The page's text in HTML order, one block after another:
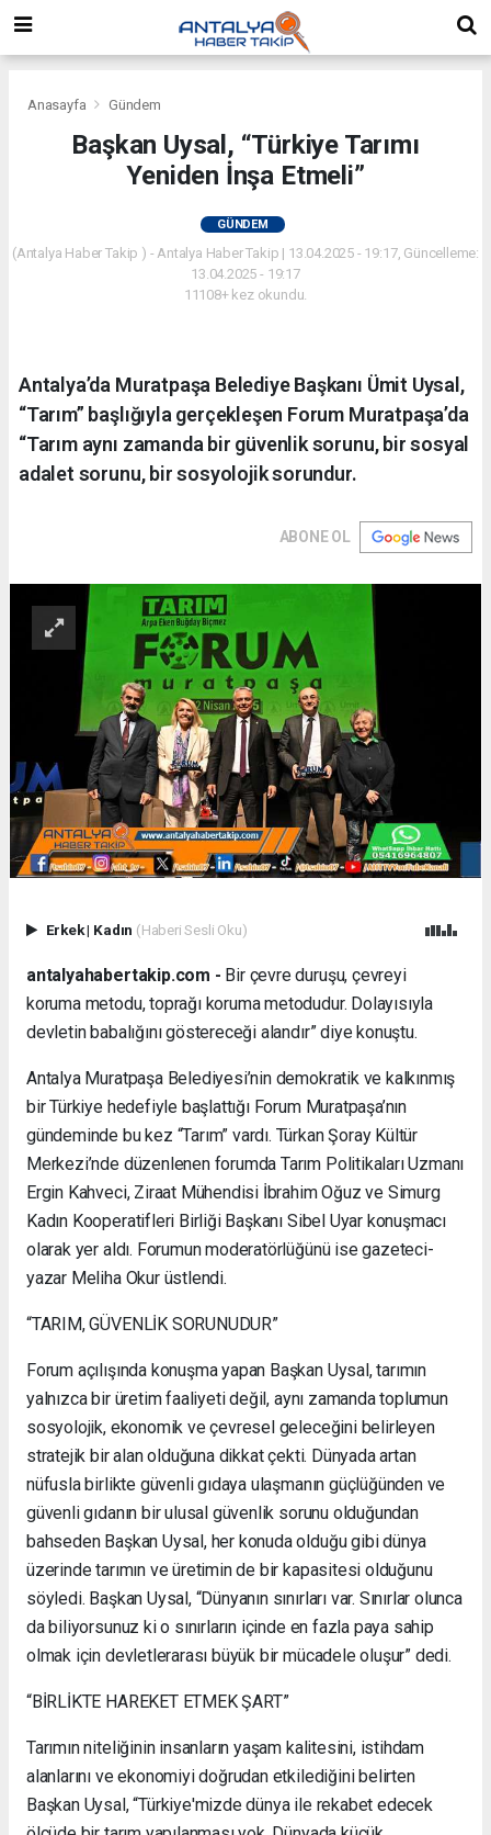
Anasayfa Gündem
Başkan Uysal, “Türkiye Tarımı
Yeniden İnşa Etmeli”
GÜNDEM
(Antalya Haber Takip ) - Antalya Haber Takip | 13.04.2025 - 19:17, Güncelleme:
13.04.2025 - 19:17
11108+ kez okundu.
Antalya’da Muratpaşa Belediye Başkanı Ümit Uysal,
“Tarım” başlığıyla gerçekleşen Forum Muratpaşa’da
“Tarım aynı zamanda bir güvenlik sorunu, bir sosyal
adalet sorunu, bir sosyolojik sorundur.
ABONE OL
Erkek| Kadın (Haberi Sesli Oku)
antalyahabertakip.com - Bir çevre duruşu, çevreyi
koruma metodu, toprağı koruma metodudur. Dolayısıyla
devletin babalığını göstereceği alandır” diye konuştu.
Antalya Muratpaşa Belediyesi’nin demokratik ve kalkınmış
bir Türkiye hedefiyle başlattığı Forum Muratpaşa’nın
gündeminde bu kez “Tarım” vardı. Türkan Şoray Kültür
Merkezi’nde düzenlenen forumda Tarım Politikaları Uzmanı
Ergin Kahveci, Ziraat Mühendisi İbrahim Oğuz ve Simurg
Kadın Kooperatifleri Birliği Başkanı Sibel Uyar konuşmacı
olarak yer aldı. Forumun moderatörlüğünü ise gazeteci-
yazar Meliha Okur üstlendi.
“TARIM, GÜVENLİK SORUNUDUR”
Forum açılışında konuşma yapan Başkan Uysal, tarımın
yalnızca bir üretim faaliyeti değil, aynı zamanda toplumun
sosyolojik, ekonomik ve çevresel geleceğini belirleyen
stratejik bir alan olduğuna dikkat çekti. Dünyada artan
nüfusla birlikte güvenli gıdaya ulaşmanın güçlüğünden ve
güvenli gıdanın bir ulusal güvenlik sorunu olduğundan
bahseden Başkan Uysal, her konuda olduğu gibi dünya
üzerinde tarımın ve üretimin de bir kapasitesi olduğunu
söyledi. Başkan Uysal, “Dünyanın sınırları var. Sınırlar olunca
da biliyorsunuz ki o sınırların içinde en fazla paya sahip
olmak için devletlerarası büyük bir mücadele oluşur” dedi.
“BİRLİKTE HAREKET ETMEK ŞART”
Tarımın niteliğinin insanların yaşam kalitesini, istihdam
alanlarını ve ekonomiyi doğrudan etkilediğini belirten
Başkan Uysal, “Türkiye'mizde dünya ile rekabet edecek